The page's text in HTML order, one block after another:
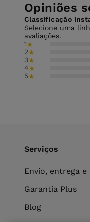
Opiniões
Classificação
Selecione uma
avaliações.
1★
2★
3★
4★
5★
Serviços
Envio, entrega
Garantia Plus
Blog